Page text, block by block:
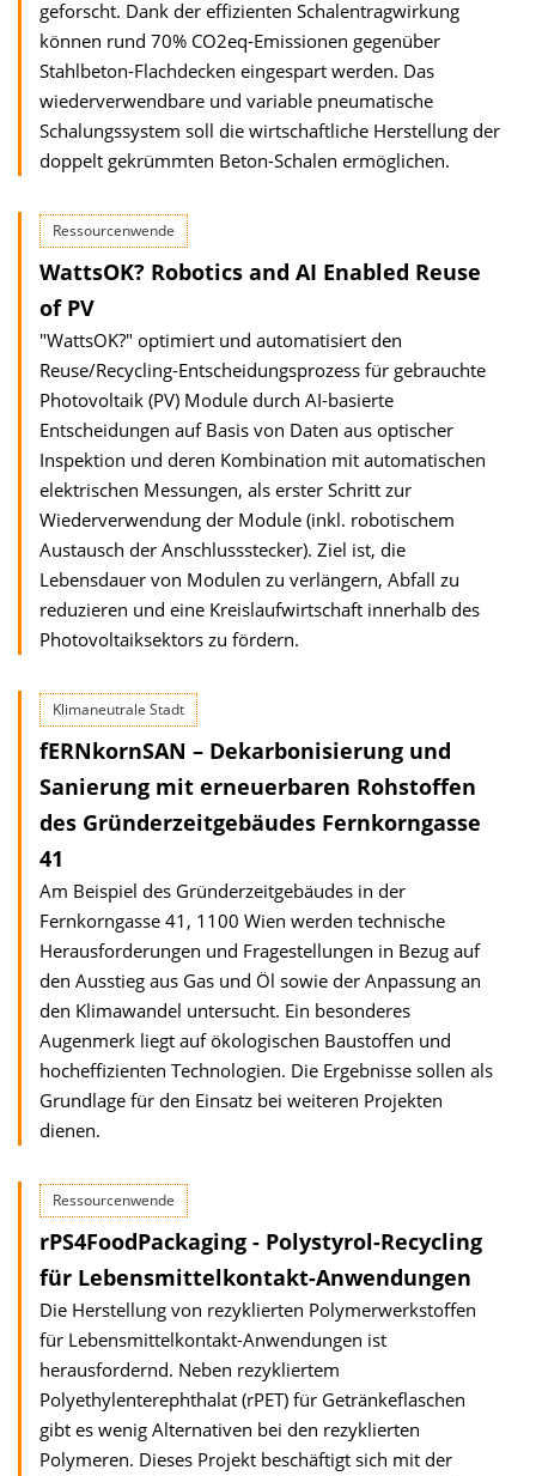
geforscht. Dank der effizienten Schalentragwirkung
können rund 70% CO2eq-Emissionen gegen­über
Stahlbeton-Flachdecken eingespart werden. Das
wieder­verwendbare und variable pneumatische
Schalungssystem soll die wirtschaftliche Herstellung der
doppelt gekrümmten Beton-Schalen ermöglichen.
Ressourcenwende
WattsOK? Robotics and AI Enabled Reuse
of PV
"WattsOK?" optimiert und automatisiert den
Reuse/Recycling-Entscheidungsprozess für gebrauchte
Photovoltaik (PV) Module durch AI-basierte
Entscheidungen auf Basis von Daten aus optischer
Inspektion und deren Kombination mit automatischen
elektrischen Messungen, als erster Schritt zur
Wiederverwendung der Module (inkl. robotischem
Austausch der Anschlussstecker). Ziel ist, die
Lebensdauer von Modulen zu verlängern, Abfall zu
reduzieren und eine Kreislaufwirtschaft innerhalb des
Photovoltaiksektors zu fördern.
Klimaneutrale Stadt
fERNkornSAN – Dekarbonisierung und
Sanierung mit erneuerbaren Rohstoffen
des Gründerzeitgebäudes Fernkorngasse
41
Am Beispiel des Gründerzeitgebäudes in der
Fernkorngasse 41, 1100 Wien werden tech­nische
Herausforderungen und Fragestellungen in Bezug auf
den Ausstieg aus Gas und Öl sowie der Anpassung an
den Klimawandel untersucht. Ein besonderes
Augenmerk liegt auf ökologischen Baustoffen und
hocheffizienten Technologien. Die Ergebnisse sollen als
Grundlage für den Einsatz bei weiteren Projekten
dienen.
Ressourcenwende
rPS4FoodPackaging - Polystyrol-Recycling
für Lebensmittelkontakt-Anwendungen
Die Herstellung von rezyklierten Polymerwerkstoffen
für Lebensmittelkontakt-Anwendungen ist
herausfordernd. Neben rezykliertem
Polyethylenterephthalat (rPET) für Getränkeflaschen
gibt es wenig Alternativen bei den rezyklierten
Polymeren. Dieses Projekt beschäftigt sich mit der